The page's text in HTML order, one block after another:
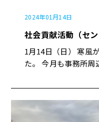
2024年01月14日
社会貢献活動（セン
1月14日（日） 寒風
た。 今月も事務